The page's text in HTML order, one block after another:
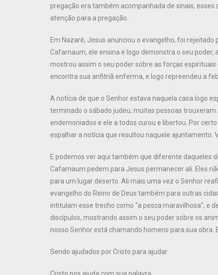
pregação era também acompanhada de sinais,
atenção para a pregação.
Em Nazaré, Jesus anunciou o evangelho, foi
Cafarnaum, ele ensina e logo demonstra o seu
mostrou assim o seu poder sobre as forças
encontra sua anfitriã enferma, e logo repreendeu a
A notícia de que o Senhor estava naquela casa logo
terminado o sábado judeu, muitas pessoas
endemoniados e ele a todos curou e libertou. Por
espalhar a notícia que resultou naquele
E podemos ver aqui também que diferente daqueles
Cafarnaum pedem para Jesus permanecer ali. Eles
para um lugar deserto. Ali mais uma vez o Senhor
evangelho do Reino de Deus também para outras
intitulam esse trecho como “a pesca maravilhosa”, e
discípulos, mostrando assim o seu poder sobre os
nosso Senhor está chamando homens para sua
Sendo ajudados por Cristo para ajudar